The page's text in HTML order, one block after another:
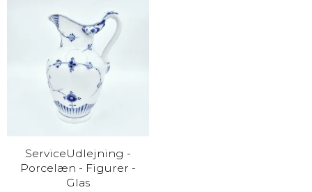
ServiceUdlejning -
Porcelæn - Figurer -
Glas